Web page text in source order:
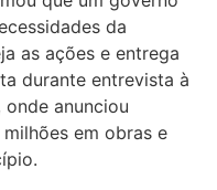
da
as ações e entrega
durante entrevista à
onde anunciou
em obras e